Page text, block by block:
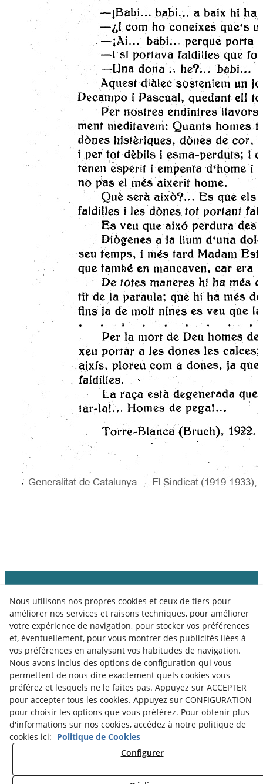
Notice Légale
Politique de Cookies
Politique de Confidentialité
Nous utilisons nos propres cookies et ceux de tiers pour
améliorer nos services et raisons techniques, pour améliorer
votre expérience de navigation, pour stocker vos préférences
et, éventuellement, pour vous montrer des publicités liées à
vos préférences en analysant vos habitudes de navigation.
Nous avons inclus des options de configuration qui vous
permettent de nous dire exactement quels cookies vous
préférez et lesquels ne le faites pas. Appuyez sur ACCEPTER
pour accepter tous les cookies. Appuyez sur CONFIGURATION
pour choisir les options que vous préférez. Pour obtenir plus
d'informations sur nos cookies, accédez à notre politique de
cookies ici: Politique de Cookies
Configurer